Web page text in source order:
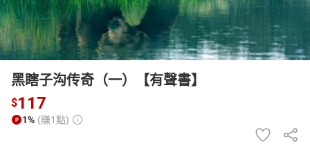
黑瞎子沟传奇（一）【有聲書】
$117
1% (賺1點)